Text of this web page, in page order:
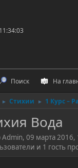
Поиск На
► Стихии ► 1 Курс –
Вода
Admin, 09 марта
и 1 гость